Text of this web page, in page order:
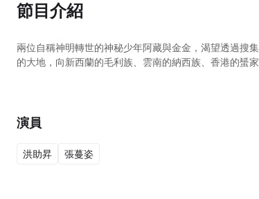
節目介紹
兩位自稱神明轉世的神秘少年阿藏與金金，渴望透過搜
的大地，向新西蘭的毛利族、雲南的納西族、香港的蜑
演員
洪助昇 張蔓姿